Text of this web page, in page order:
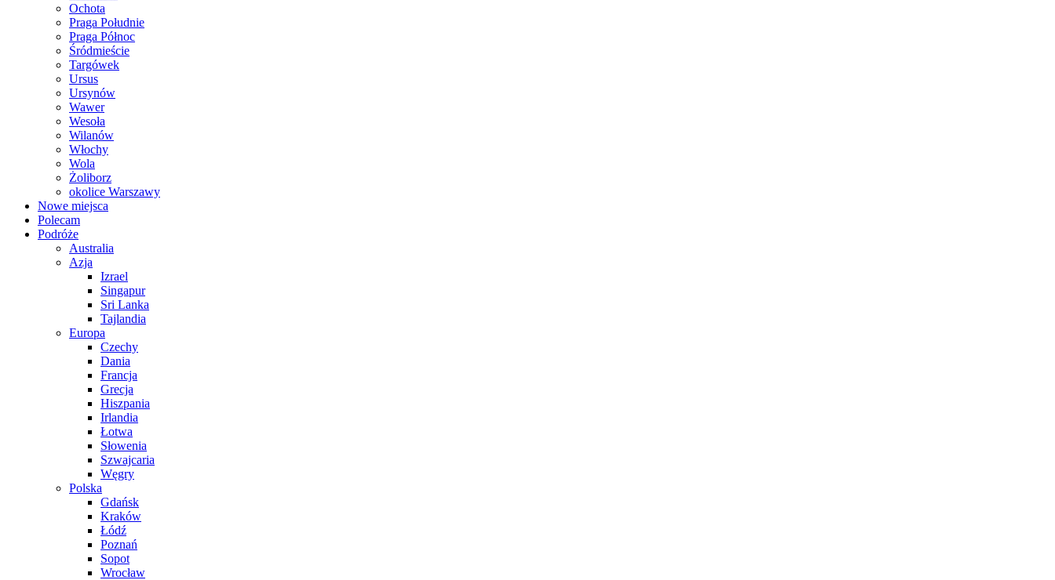
Ochota
Praga Południe
Praga Północ
Śródmieście
Targówek
Ursus
Ursynów
Wawer
Wesoła
Wilanów
Włochy
Wola
Żoliborz
okolice Warszawy
Nowe miejsca
Polecam
Podróże
Australia
Azja
Izrael
Singapur
Sri Lanka
Tajlandia
Europa
Czechy
Dania
Francja
Grecja
Hiszpania
Irlandia
Łotwa
Słowenia
Szwajcaria
Węgry
Polska
Gdańsk
Kraków
Łódź
Poznań
Sopot
Wrocław